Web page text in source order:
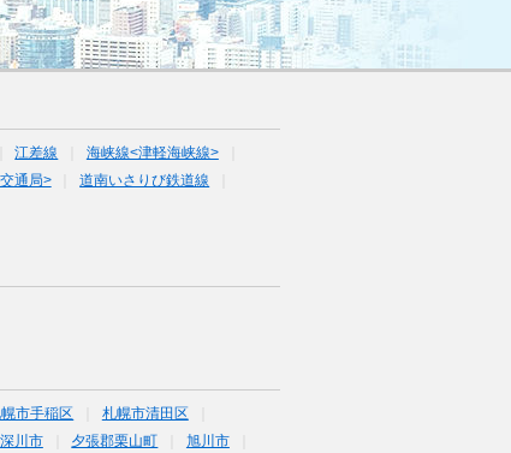
江差線
海峡線<津軽海峡線>
通局>
道南いさりび鉄道線
市手稲区
札幌市清田区
深川市 夕張郡栗山町
旭川市